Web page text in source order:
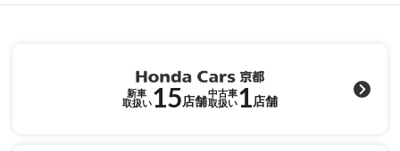
新車
取扱い15店舗
中古車
取扱い1店舗